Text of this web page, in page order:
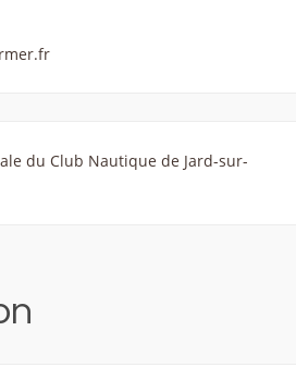
du Club Nautique de Jard-sur-